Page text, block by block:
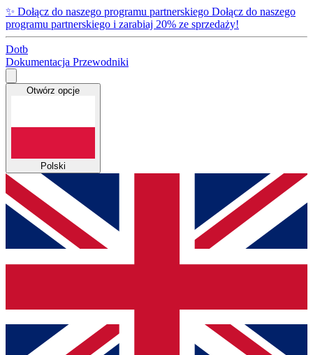
✨ Dołącz do naszego programu partnerskiego Dołącz do naszego
programu partnerskiego i zarabiaj 20% ze sprzedaży!
Dotb
Dokumentacja Przewodniki
Otwórz opcje
Polski